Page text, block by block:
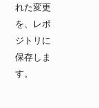
れた変更
を、レポ
ジトリに
保存しま
す。